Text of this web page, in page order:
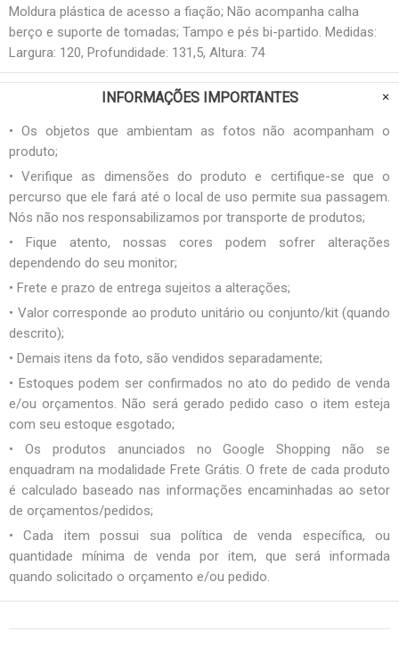
Moldura plástica de acesso a fiação; Não acompanha calha
berço e suporte de tomadas; Tampo e pés bi-partido. Medidas:
Largura: 120, Profundidade: 131,5, Altura: 74
INFORMAÇÕES IMPORTANTES
• Os objetos que ambientam as fotos não acompanham o
produto;
• Verifique as dimensões do produto e certifique-se que o
percurso que ele fará até o local de uso permite sua passagem.
Nós não nos responsabilizamos por transporte de produtos;
• Fique atento, nossas cores podem sofrer alterações
dependendo do seu monitor;
• Frete e prazo de entrega sujeitos a alterações;
• Valor corresponde ao produto unitário ou conjunto/kit (quando
descrito);
• Demais itens da foto, são vendidos separadamente;
• Estoques podem ser confirmados no ato do pedido de venda
e/ou orçamentos. Não será gerado pedido caso o item esteja
com seu estoque esgotado;
• Os produtos anunciados no Google Shopping não se
enquadram na modalidade Frete Grátis. O frete de cada produto
é calculado baseado nas informações encaminhadas ao setor
de orçamentos/pedidos;
• Cada item possui sua política de venda específica, ou
quantidade mínima de venda por item, que será informada
quando solicitado o orçamento e/ou pedido.